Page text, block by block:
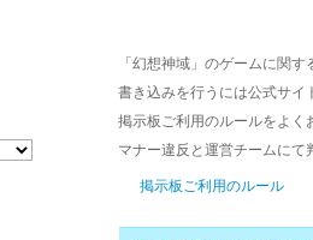
「幻想神域」のゲームに関
書き込みを行うには公式サイ
掲示板ご利用のルールをよ
マナー違反と運営チームに
掲示板ご利用のルール